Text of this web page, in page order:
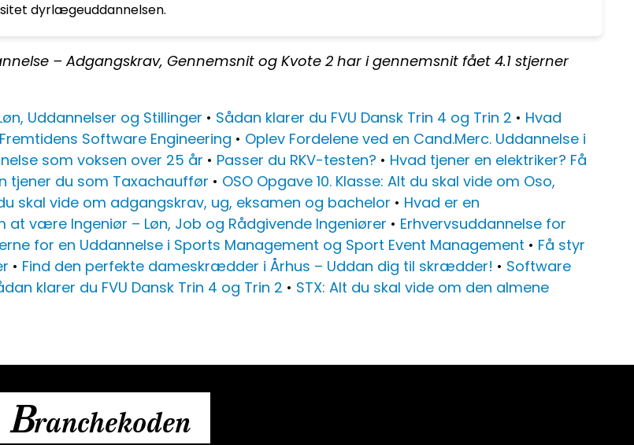
dyrlægeuddannelsen.
– Adgangskrav, Gennemsnit og Kvote 2 har i gennemsnit fået 4.1 stjerner
Uddannelser og Stillinger • Sådan klarer du FVU Dansk Trin 4 og Trin 2 • Hvad
Software Engineering • Oplev Fordelene ved en Cand.Merc. Uddannelse i
som voksen over 25 år • Passer du RKV-testen? • Hvad tjener en elektriker? Få
tjener du som Taxachauffør • OSO Opgave 10. Klasse: Alt du skal vide om Oso,
skal vide om adgangskrav, ug, eksamen og bachelor • Hvad er en
at være Ingeniør – Løn, Job og Rådgivende Ingeniører • Erhvervsuddannelse for
for en Uddannelse i Sports Management og Sport Event Management • Få styr
• Find den perfekte dameskrædder i Århus – Uddan dig til skrædder! • Software
klarer du FVU Dansk Trin 4 og Trin 2 • STX: Alt du skal vide om den almene
Branchekoden